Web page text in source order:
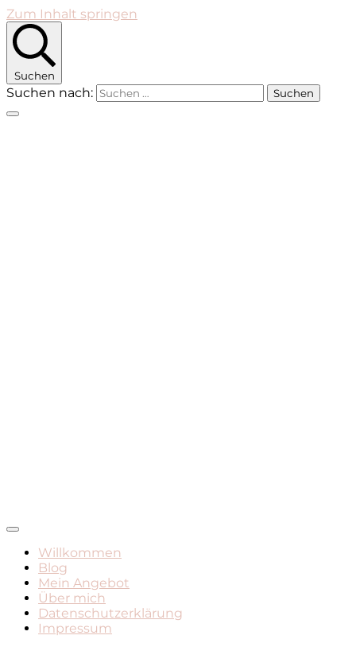
Zum Inhalt springen
Suchen
Suchen nach:
Mami Mara – Der Mama
Blog
Willkommen
Blog
Mein Angebot
Über mich
Datenschutzerklärung
Impressum